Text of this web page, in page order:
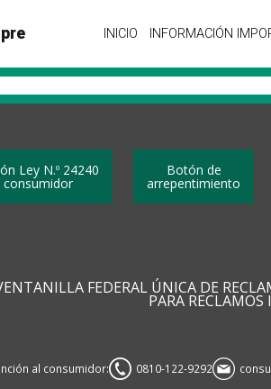
INICIO INFORMACIÓN
Ley N.º 24240
consumidor
Botón de
arrepentimiento
FEDERAL ÚNICA DE
PARA RECLAMOS
al consumidor: 0810-122-9292